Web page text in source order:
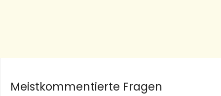
Meistkommentierte Fragen